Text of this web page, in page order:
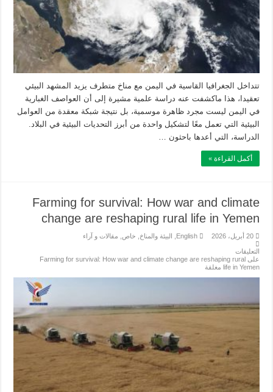
تتداخل الجغرافيا القاسية في اليمن مع مناخ متطرف يزيد المشهد البيئي
تعقيدا، هذا ماكشفت عنه دراسة علمية مشيرة إلى أن العواصف الغبارية
في اليمن ليست مجرد ظاهرة موسمية، بل نتيجة شبكة معقدة من العوامل
البيئية التي تعمل معًا لتشكيل واحدة من أبرز التحديات البيئية في البلاد.
الدراسة، التي أعدها باحثون …
أكمل القراءة »
Farming for survival: How war and climate
change are reshaping rural life in Yemen
20 أبريل، 2026 English البيئة والمناخ خاص مقالات و آراء
التعليقات
على Farming for survival: How war and climate change are reshaping rural
life in Yemen مغلقة